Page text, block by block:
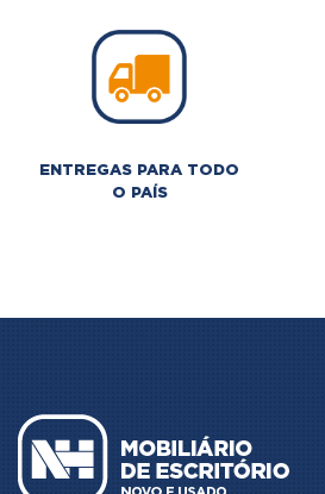
ENTREGAS PARA TODO
O PAÍS